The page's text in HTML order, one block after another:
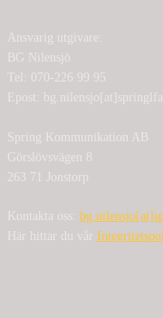
Ansvarig utgivare:
BG Nilensjö
Tel: 070-226 99 95
Epost:
Spring Kommunikation AB
Görslövsvägen 8
263 71 Jonstorp
Kontakta oss:
Här hittar du vår